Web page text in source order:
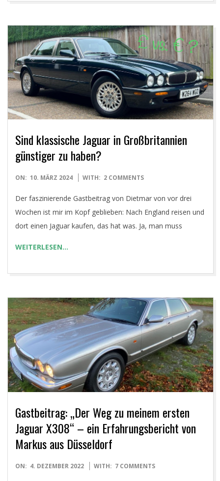
Sind klassische Jaguar in Großbritannien
günstiger zu haben?
2024-
ON: 10. MÄRZ 2024 WITH: 2 COMMENTS
Der faszinierende Gastbeitrag von Dietmar von vor drei
Wochen ist mir im Kopf geblieben: Nach England reisen und
dort einen Jaguar kaufen, das hat was. Ja, man muss
WEITERLESEN…
Gastbeitrag: „Der Weg zu meinem ersten
Jaguar X308“ – ein Erfahrungsbericht von
Markus aus Düsseldorf
2022-
ON: 4. DEZEMBER 2022 WITH: 7 COMMENTS